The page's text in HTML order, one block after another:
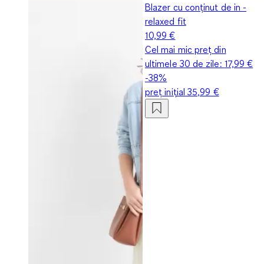
Blazer cu conținut de in -
relaxed fit
10,99 €
Cel mai mic preț din
ultimele 30 de zile: 17,99 €
-38%
preț inițial35,99 €